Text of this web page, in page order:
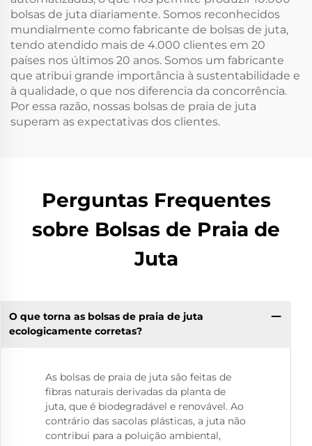
bolsas de juta diariamente. Somos reconhecidos
mundialmente como fabricante de bolsas de juta,
tendo atendido mais de 4.000 clientes em 20
países nos últimos 20 anos. Somos um fabricante
que atribui grande importância à sustentabilidade e
à qualidade, o que nos diferencia da concorrência.
Por essa razão, nossas bolsas de praia de juta
superam as expectativas dos clientes.
Perguntas Frequentes
sobre Bolsas de Praia de
Juta
O que torna as bolsas de praia de juta
ecologicamente corretas?
As bolsas de praia de juta são feitas de
fibras naturais derivadas da planta de
juta, que é biodegradável e renovável. Ao
contrário das sacolas plásticas, a juta não
contribui para a poluição ambiental,